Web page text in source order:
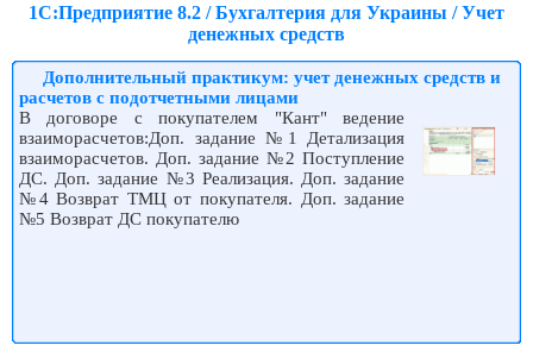
1С:Предприятие 8.2 / Бухгалтерия для Украины / Учет
денежных средств
Дополнительный практикум: учет денежных средств и
расчетов с подотчетными лицами
В договоре с покупателем "Кант" ведение
взаиморасчетов:Доп. задание №1 Детализация
взаиморасчетов. Доп. задание №2 Поступление
ДС. Доп. задание №3 Реализация. Доп. задание
№4 Возврат ТМЦ от покупателя. Доп. задание
№5 Возврат ДС покупателю